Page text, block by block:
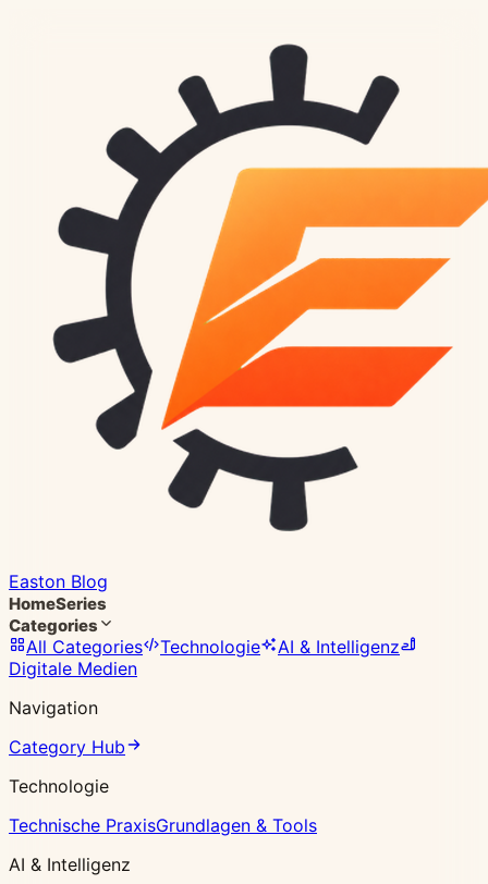
Easton Blog
HomeSeries
Categories
All Categories Technologie
AI & Intelligenz
Digitale Medien
Navigation
Category Hub
Technologie
Technische PraxisGrundlagen & Tools
AI & Intelligenz